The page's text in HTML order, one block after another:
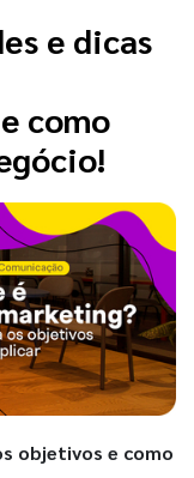
e dicas
como
objetivos e como